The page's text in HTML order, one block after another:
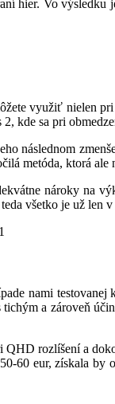
hier. Vo výsledku
využiť nielen
kde sa pri
následnom
metóda, ktorá
nároky na
všetko je už len
nami
a zároveň
rozlíšení a
60 eur, získala